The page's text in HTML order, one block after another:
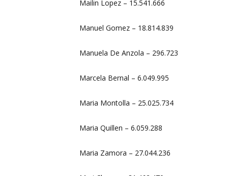
Mailin Lopez – 15.541.666
Manuel Gomez – 18.814.839
Manuela De Anzola – 296.723
Marcela Bernal – 6.049.995
Maria Montolla – 25.025.734
Maria Quillen – 6.059.288
Maria Zamora – 27.044.236